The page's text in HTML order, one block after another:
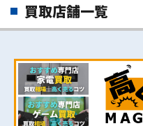
買取店舗一覧